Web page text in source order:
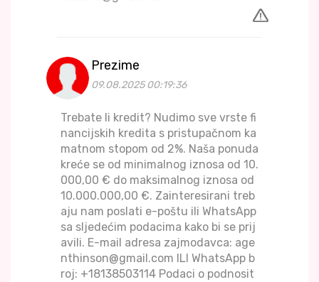
Prezime
09.08.2025 00:19:36
Trebate li kredit? Nudimo sve vrste fi
nancijskih kredita s pristupačnom ka
matnom stopom od 2%. Naša ponuda
kreće se od minimalnog iznosa od 10.
000,00 € do maksimalnog iznosa od
10.000.000,00 €. Zainteresirani treb
aju nam poslati e-poštu ili WhatsApp
sa sljedećim podacima kako bi se prij
avili. E-mail adresa zajmodavca: age
nthinson@gmail.com ILI WhatsApp b
roj: +18138503114 Podaci o podnosit